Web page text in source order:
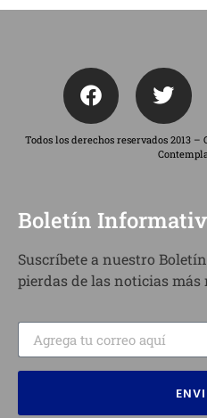
Todos los derechos reservados 2013 –
Boletín
Suscríbete a nuestro
pierdas de las noticias más